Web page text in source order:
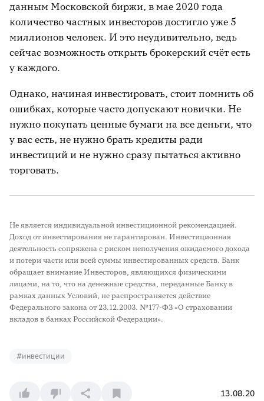
данным Московской биржи, в мае 2020 года
количество частных инвесторов достигло уже 5
миллионов человек. И это неудивительно, ведь
сейчас возможность открыть брокерский счёт есть
у каждого.
Однако, начиная инвестировать, стоит помнить об
ошибках, которые часто допускают новички. Не
нужно покупать ценные бумаги на все деньги, что
у вас есть, не нужно брать кредиты ради
инвестиций и не нужно сразу пытаться активно
торговать.
Не является индивидуальной инвестиционной рекомендацией.
Доход от инвестирования не гарантирован. Инвестиционная
деятельность сопряжена с риском неполучения ожидаемого дохода
и потери части или всей суммы инвестированных средств. Банк
обращает внимание Инвесторов, являющихся физическими
лицами, на то, что на денежные средства, переданные Банку в
рамках данных Условий, не распространяется действие
Федерального закона от 23.12.2003. №177-ФЗ «О страховании
вкладов в банках Российской Федерации».
#инвестиции
13.08.20